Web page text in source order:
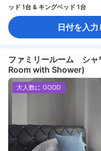
ッド 1台 & キングベッド 1台
日付を入
ファミリールーム シャ
Room with Shower)
大人数に GOOD